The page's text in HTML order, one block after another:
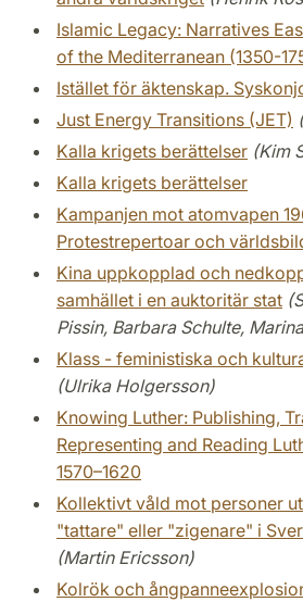
Islamic Legacy: Narratives
of the Mediterranean (1350-
Istället för äktenskap.
Just Energy Transitions (JET)
Kalla krigets berättelser (Kim
Kalla krigets berättelser
Kampanjen mot atomvapen
Protestrepertoar och
Kina uppkopplad och
samhället i en auktoritär stat
Pissin, Barbara Schulte,
Klass - feministiska och
(Ulrika Holgersson)
Knowing Luther: Publishing,
Representing and Reading
1570–1620
Kollektivt våld mot personer
"tattare" eller "zigenare" i
(Martin Ericsson)
Kolrök och